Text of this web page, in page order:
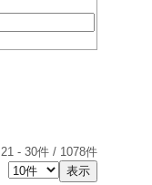
21 - 30件 / 1078件